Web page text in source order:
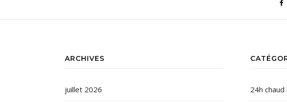
ARCHIVES
juillet 2026 24h